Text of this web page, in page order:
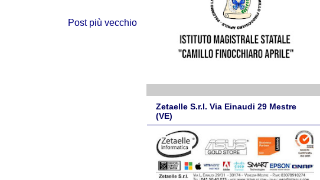
Post più vecchio
Zetaelle S.r.l. Via Einaudi 29 Mestre
(VE)